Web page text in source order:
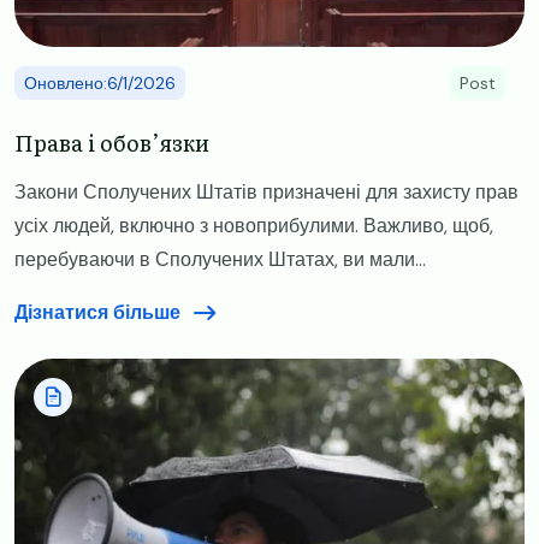
Оновлено:6/1/2026 Post
Права і обов’язки
Закони Сполучених Штатів призначені для захисту прав
усіх людей, включно з новоприбулими. Важливо, щоб,
перебуваючи в Сполучених Штатах, ви мали...
Дізнатися більше
Image